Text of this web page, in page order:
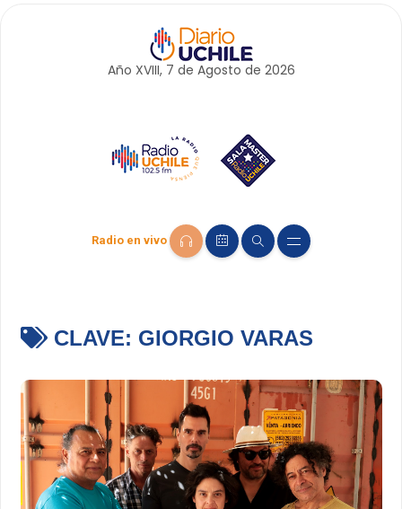
Año XVIII, 7 de Agosto de 2026
Radio en vivo
CLAVE: GIORGIO VARAS